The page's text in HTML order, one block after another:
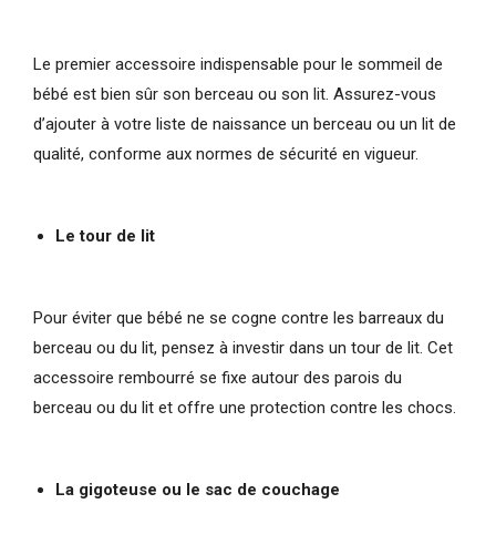
Le premier accessoire indispensable pour le sommeil de
bébé est bien sûr son berceau ou son lit. Assurez-vous
d’ajouter à votre liste de naissance un berceau ou un lit de
qualité, conforme aux normes de sécurité en vigueur.
Le tour de lit
Pour éviter que bébé ne se cogne contre les barreaux du
berceau ou du lit, pensez à investir dans un tour de lit. Cet
accessoire rembourré se fixe autour des parois du
berceau ou du lit et offre une protection contre les chocs.
La gigoteuse ou le sac de couchage